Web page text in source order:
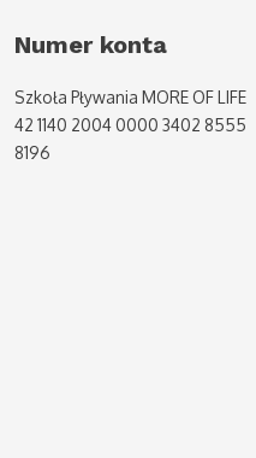
Numer konta
Szkoła Pływania MORE OF LIFE
42 1140 2004 0000 3402 8555
8196